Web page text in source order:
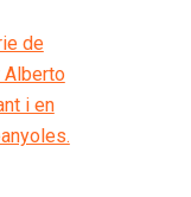
de
i en